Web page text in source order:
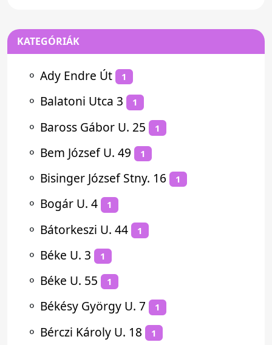
KATEGÓRIÁK
⚬ Ady Endre Út 1
⚬ Balatoni Utca 3 1
⚬ Baross Gábor U. 25 1
⚬ Bem József U. 49 1
⚬ Bisinger József Stny. 16 1
⚬ Bogár U. 4 1
⚬ Bátorkeszi U. 44 1
⚬ Béke U. 3 1
⚬ Béke U. 55 1
⚬ Békésy György U. 7 1
⚬ Bérczi Károly U. 18 1